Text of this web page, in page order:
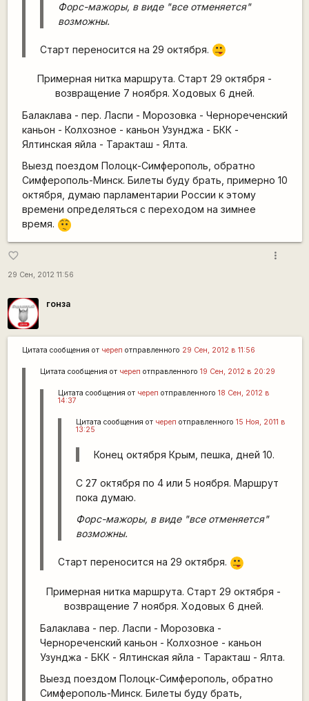
Форс-мажоры, в виде "все отменяется"
возможны.
Старт переносится на 29 октября. :P
Примерная нитка маршрута. Старт 29 октября -
возвращение 7 ноября. Ходовых 6 дней.
Балаклава - пер. Ласпи - Морозовка - Чернореченский
каньон - Колхозное - каньон Узунджа - БКК -
Ялтинская яйла - Таракташ - Ялта.
Выезд поездом Полоцк-Симферополь, обратно
Симферополь-Минск. Билеты буду брать, примерно 10
октября, думаю парламентарии России к этому
времени определяться с переходом на зимнее
время. :-/
favorite_border
29 Сен, 2012 11:56
more_vert
гонза
Цитата сообщения от череп отправленного 29 Сен, 2012 в 11:56
Цитата сообщения от череп отправленного 19 Сен, 2012 в 20:29
Цитата сообщения от череп отправленного 18 Сен, 2012 в
14:37
Цитата сообщения от череп отправленного 15 Ноя, 2011 в
13:25
Конец октября Крым, пешка, дней 10.
С 27 октября по 4 или 5 ноября. Маршрут
пока думаю.
Форс-мажоры, в виде "все отменяется"
возможны.
Старт переносится на 29 октября. :P
Примерная нитка маршрута. Старт 29 октября -
возвращение 7 ноября. Ходовых 6 дней.
Балаклава - пер. Ласпи - Морозовка -
Чернореченский каньон - Колхозное - каньон
Узунджа - БКК - Ялтинская яйла - Таракташ - Ялта.
Выезд поездом Полоцк-Симферополь, обратно
Симферополь-Минск. Билеты буду брать,